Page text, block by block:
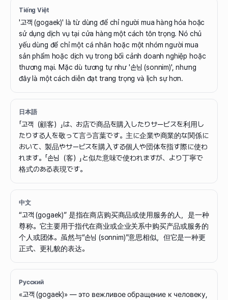
Tiếng Việt
'고객 (gogaek)' là từ dùng để chỉ người mua hàng hóa hoặc
sử dụng dịch vụ tại cửa hàng một cách tôn trọng. Nó chủ
yếu dùng để chỉ một cá nhân hoặc một nhóm người mua
sản phẩm hoặc dịch vụ trong bối cảnh doanh nghiệp hoặc
thương mại. Mặc dù tương tự như '손님 (sonnim)', nhưng
đây là một cách diễn đạt trang trọng và lịch sự hơn.
日本語
「고객（顧客）」は、お店で商品を購入したりサービスを利用し
たりする人を敬って言う言葉です。主に企業や商業的な関係に
おいて、製品やサービスを購入する個人や団体を指す際に使わ
れます。「손님（客）」と似た意味で使われますが、より丁寧で
格式のある表現です。
中文
“고객 (gogaek)” 是指在商店购买商品或使用服务的人，是一种
尊称。它主要用于指代在商业或企业关系中购买产品或服务的
个人或团体。虽然与“손님 (sonnim)”意思相似，但它是一种更
正式、更礼貌的表达。
Русский
«고객 (gogaek)» — это вежливое обращение к человеку,